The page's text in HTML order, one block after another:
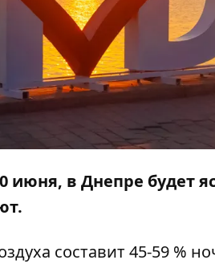
июня, в Днепре будет
составит 45-59 %